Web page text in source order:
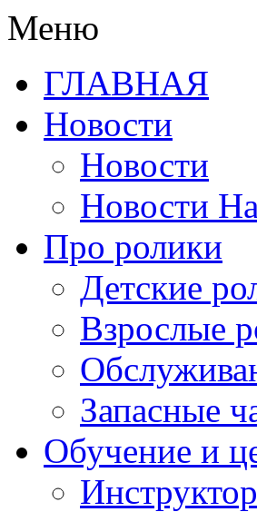
Меню
ГЛАВНАЯ
Новости
Новости
Новости
Про ролики
Детские
Взрослые
Запасные
Обучение и